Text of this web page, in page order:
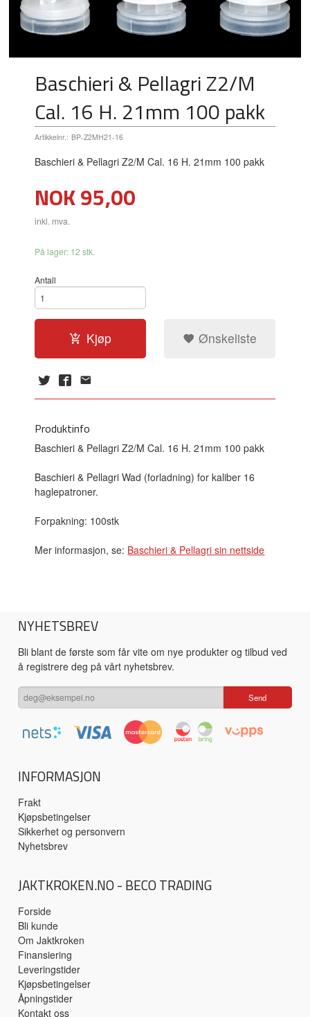
Baschieri & Pellagri Z2/M
Cal. 16 H. 21mm 100 pakk
Artikkelnr.: BP-Z2MH21-16
Baschieri & Pellagri Z2/M Cal. 16 H. 21mm 100 pakk
Pris
NOK95,00
inkl. mva.
På lager: 12 stk.
Antall
Kjøp Ønskeliste
Produktinfo
Baschieri & Pellagri Z2/M Cal. 16 H. 21mm 100 pakk
Baschieri & Pellagri Wad (forladning) for kaliber 16
haglepatroner.
Forpakning: 100stk
Mer informasjon, se: Baschieri & Pellagri sin nettside
NYHETSBREV
Bli blant de første som får vite om nye produkter og tilbud ved
å registrere deg på vårt nyhetsbrev.
INFORMASJON
Frakt
Kjøpsbetingelser
Sikkerhet og personvern
Nyhetsbrev
JAKTKROKEN.NO - BECO TRADING
Forside
Bli kunde
Om Jaktkroken
Finansiering
Leveringstider
Kjøpsbetingelser
Åpningstider
Kontakt oss